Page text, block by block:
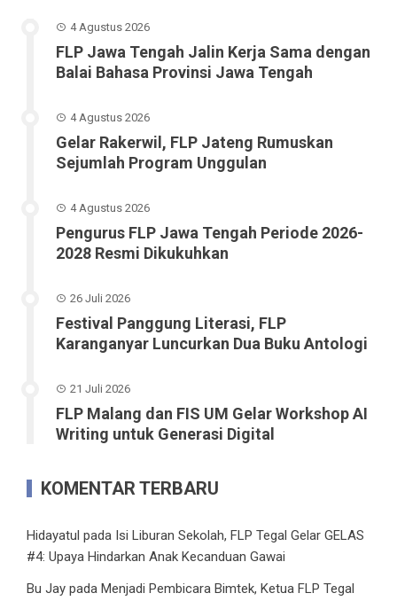
4 Agustus 2026
FLP Jawa Tengah Jalin Kerja Sama dengan
Balai Bahasa Provinsi Jawa Tengah
4 Agustus 2026
Gelar Rakerwil, FLP Jateng Rumuskan
Sejumlah Program Unggulan
4 Agustus 2026
Pengurus FLP Jawa Tengah Periode 2026-
2028 Resmi Dikukuhkan
26 Juli 2026
Festival Panggung Literasi, FLP
Karanganyar Luncurkan Dua Buku Antologi
21 Juli 2026
FLP Malang dan FIS UM Gelar Workshop AI
Writing untuk Generasi Digital
KOMENTAR TERBARU
Hidayatul pada Isi Liburan Sekolah, FLP Tegal Gelar GELAS
#4: Upaya Hindarkan Anak Kecanduan Gawai
Bu Jay pada Menjadi Pembicara Bimtek, Ketua FLP Tegal